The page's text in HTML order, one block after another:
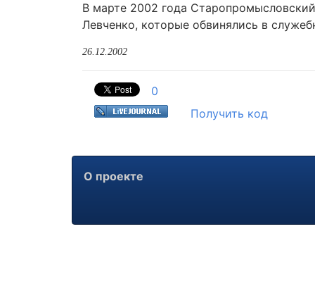
В марте 2002 года
Левченко, которые обвинялись в
26.12.2002
0
Получить код
О проекте